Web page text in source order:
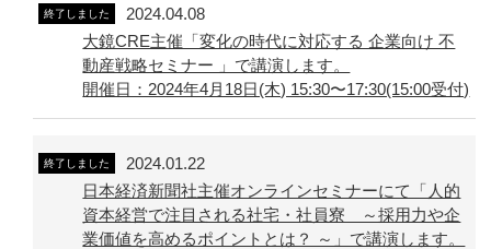
終了しました
2024.04.08
大鏡CRE主催「変化の時代に対応する 企業向け 不
動産戦略セミナー 」で講演します。
開催日：2024年4月18日(木) 15:30〜17:30(15:00受付)
終了しました
2024.01.22
日本経済新聞社主催オンラインセミナーにて「人的
資本経営で注目される社宅・社員寮 ～採用力や企
業価値を高めるポイントとは？ ～」で講演します。